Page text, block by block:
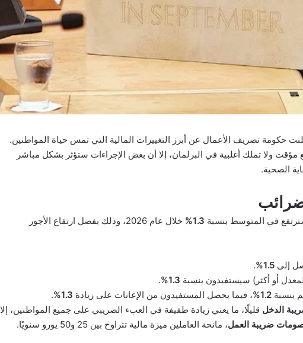
حكومة تصريف الأعمال عن أبرز التغييرات المالية التي تمس حياة المواطنين.
ولا تملك أغلبية في البرلمان، إلا أن بعض الإجراءات ستؤثر بشكل مباشر
الصحية.
في المتوسط بنسبة 1.3%
خلال عام 2026، وذلك بفضل ارتفاع الأجور
إلى 1.5%
.
أو أكثر) سيستفيدون بنسبة 1.3%
.
بنسبة 1.2% ، فيما يحصل المستفيدون من الإعانات على زيادة 1.3%
.
الدخل قليلًا، ما يعني زيادة طفيفة في العبء الضريبي على جميع المواطنين، إلا
ضريبة العمل، مانحة العاملين ميزة مالية تتراوح بين 25 و50 يورو سنويًا.